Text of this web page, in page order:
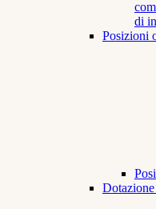
di
Posizioni